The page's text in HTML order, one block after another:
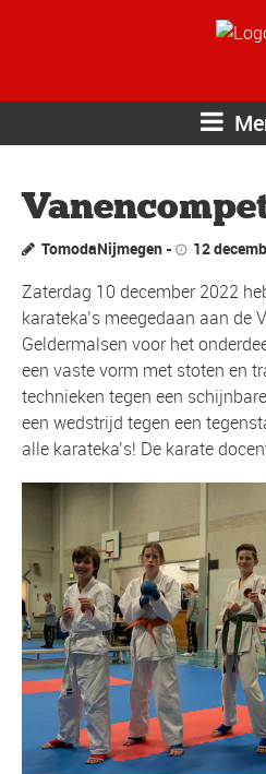
TomodaNijmegen 12
Zaterdag 10 december 2022
karateka’s meegedaan aan de
Geldermalsen voor het
een vaste vorm met stoten en
technieken tegen een
een wedstrijd tegen een
alle karateka’s! De karate